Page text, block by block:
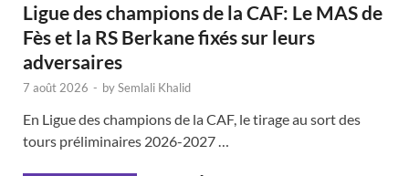
Ligue des champions de la CAF: Le MAS de
Fès et la RS Berkane fixés sur leurs
adversaires
7 août 2026 - bySemlali Khalid
En Ligue des champions de la CAF, le tirage au sort des
tours préliminaires 2026-2027 …